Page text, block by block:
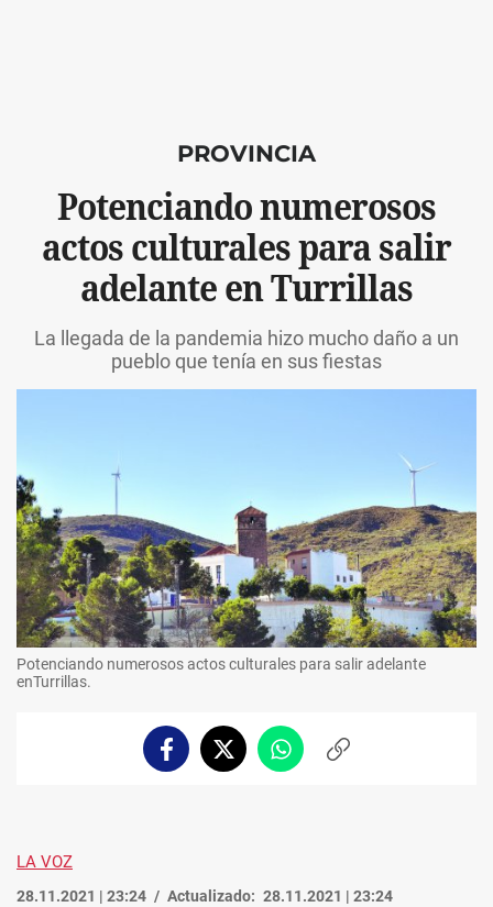
PROVINCIA
Potenciando numerosos
actos culturales para salir
adelante en Turrillas
La llegada de la pandemia hizo mucho daño a un
pueblo que tenía en sus fiestas
Potenciando numerosos actos culturales para salir adelante
enTurrillas.
FacebookTwitterWhatsappCopiar
LA VOZ
28.11.2021 | 23:24 Actualizado: 28.11.2021 | 23:24